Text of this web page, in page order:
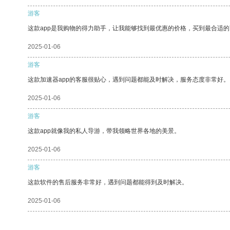
游客
这款app是我购物的得力助手，让我能够找到最优惠的价格，买到最合适
2025-01-06
游客
这款加速器app的客服很贴心，遇到问题都能及时解决，服务态度非常好。
2025-01-06
游客
这款app就像我的私人导游，带我领略世界各地的美景。
2025-01-06
游客
这款软件的售后服务非常好，遇到问题都能得到及时解决。
2025-01-06